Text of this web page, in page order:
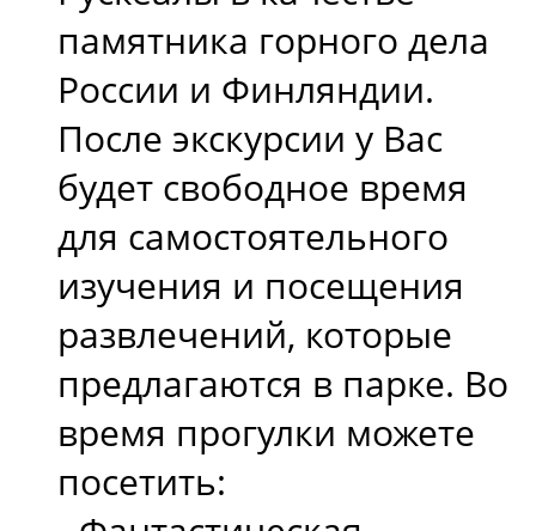
памятника горного дела
России и Финляндии.
После экскурсии у Вас
будет свободное время
для самостоятельного
изучения и посещения
развлечений, которые
предлагаются в парке. Во
время прогулки можете
посетить: